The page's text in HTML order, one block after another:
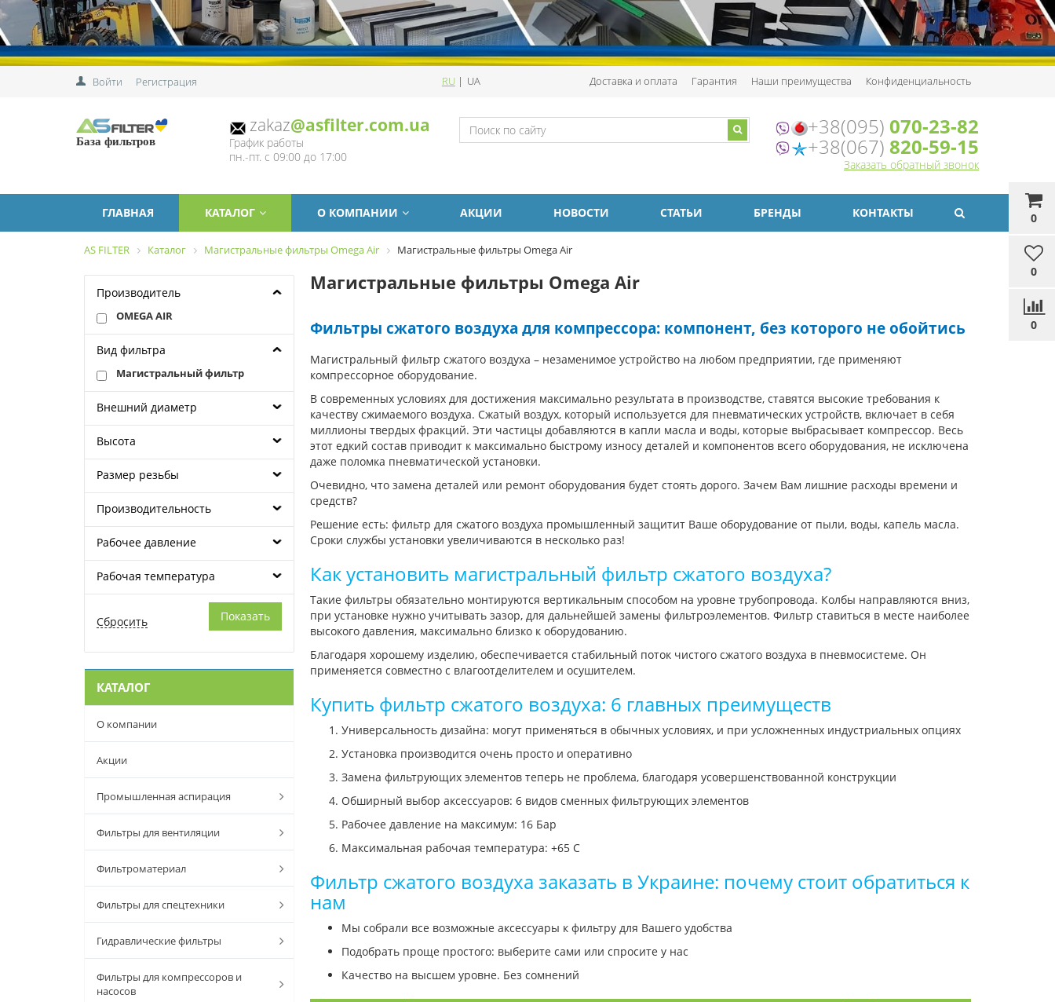
Войти Регистрация RU| UA Доставка и оплата Гарантия Наши преимущества Конфиденциальность
0
0
0
База фильтров
zakaz@asfilter.com.ua
График работы
пн.-пт. с 09:00 до 17:00
+38(095) 070-23-82
+38(067) 820-59-15
Заказать обратный звонок
ГЛАВНАЯ КАТАЛОГ О КОМПАНИИ АКЦИИ НОВОСТИ СТАТЬИ БРЕНДЫ КОНТАКТЫ
AS FILTER Каталог Магистральные фильтры Omega Air Магистральные фильтры Omega Air
Производитель
OMEGA AIR
Вид фильтра
Магистральный фильтр
Внешний диаметр
Высота
Размер резьбы
Производительность
Рабочее давление
Рабочая температура
КАТАЛОГ
О компании
Акции
Промышленная аспирация
Фильтры для вентиляции
Фильтроматериал
Фильтры для спецтехники
Гидравлические фильтры
Фильтры для компрессоров и
насосов
Магистральные фильтры Omega Air
Фильтры сжатого воздуха для компрессора: компонент, без которого не обойтись
Магистральный фильтр сжатого воздуха – незаменимое устройство на любом предприятии, где применяют
компрессорное оборудование.
В современных условиях для достижения максимально результата в производстве, ставятся высокие требования к
качеству сжимаемого воздуха. Сжатый воздух, который используется для пневматических устройств, включает в себя
миллионы твердых фракций. Эти частицы добавляются в капли масла и воды, которые выбрасывает компрессор. Весь
этот едкий состав приводит к максимально быстрому износу деталей и компонентов всего оборудования, не исключена
даже поломка пневматической установки.
Очевидно, что замена деталей или ремонт оборудования будет стоять дорого. Зачем Вам лишние расходы времени и
средств?
Решение есть: фильтр для сжатого воздуха промышленный защитит Ваше оборудование от пыли, воды, капель масла.
Сроки службы установки увеличиваются в несколько раз!
Как установить магистральный фильтр сжатого воздуха?
Такие фильтры обязательно монтируются вертикальным способом на уровне трубопровода. Колбы направляются вниз,
при установке нужно учитывать зазор, для дальнейшей замены фильтроэлементов. Фильтр ставиться в месте наиболее
высокого давления, максимально близко к оборудованию.
Благодаря хорошему изделию, обеспечивается стабильный поток чистого сжатого воздуха в пневмосистеме. Он
применяется совместно с влагоотделителем и осушителем.
Купить фильтр сжатого воздуха: 6 главных преимуществ
Универсальность дизайна: могут применяться в обычных условиях, и при усложненных индустриальных опциях
Установка производится очень просто и оперативно
Замена фильтрующих элементов теперь не проблема, благодаря усовершенствованной конструкции
Обширный выбор аксессуаров: 6 видов сменных фильтрующих элементов
Рабочее давление на максимум: 16 Бар
Максимальная рабочая температура: +65 C
Фильтр сжатого воздуха заказать в Украине: почему стоит обратиться к
нам
Мы собрали все возможные аксессуары к фильтру для Вашего удобства
Подобрать проще простого: выберите сами или спросите у нас
Качество на высшем уровне. Без сомнений